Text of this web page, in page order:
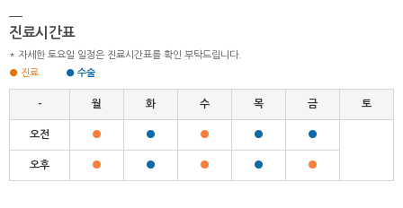
진료시간표
* 자세한 토요일 일정은 진료시간표를 확인 부탁드립니다.
● 진료 ● 수술
- 월 화 수 목 금 토
오전 ● ● ● ● ●
오후 ● ● ● ● ●